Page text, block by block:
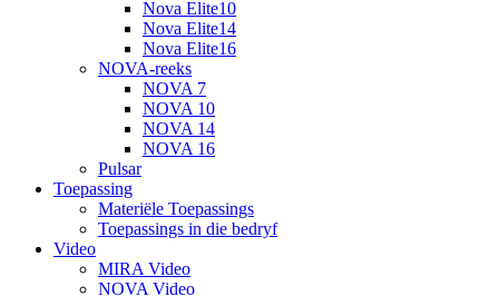
Nova Elite10
Nova Elite14
Nova Elite16
NOVA-reeks
NOVA 7
NOVA 10
NOVA 14
NOVA 16
Pulsar
Toepassing
Materiële Toepassings
Toepassings in die bedryf
Video
MIRA Video
NOVA Video